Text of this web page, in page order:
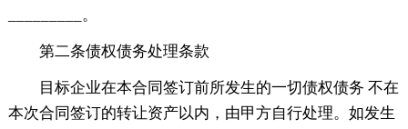
_________。
第二条债权债务处理条款
目标企业在本合同签订前所发生的一切债权债务 不在
本次合同签订的转让资产以内，由甲方自行处理。如发生